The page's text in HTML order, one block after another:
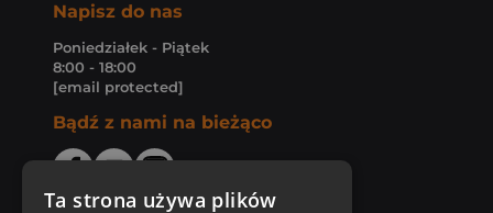
Napisz do nas
Poniedziałek - Piątek
8:00 - 18:00
[email protected]
Bądź z nami na bieżąco
Ta strona używa plików